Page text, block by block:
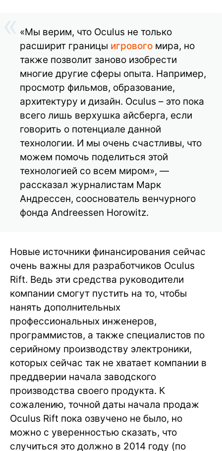
«Мы верим, что Oculus не только
расширит границы игрового мира, но
также позволит заново изобрести
многие другие сферы опыта. Например,
просмотр фильмов, образование,
архитектуру и дизайн. Oculus – это пока
всего лишь верхушка айсберга, если
говорить о потенциале данной
технологии. И мы очень счастливы, что
можем помочь поделиться этой
технологией со всем миром», —
рассказал журналистам Марк
Андрессен, сооснователь венчурного
фонда Andreessen Horowitz.
Новые источники финансирования сейчас
очень важны для разработчиков Oculus
Rift. Ведь эти средства руководители
компании смогут пустить на то, чтобы
нанять дополнительных
профессиональных инженеров,
программистов, а также специалистов по
серийному производству электроники,
которых сейчас так не хватает компании в
преддверии начала заводского
производства своего продукта. К
сожалению, точной даты начала продаж
Oculus Rift пока озвучено не было, но
можно с уверенностью сказать, что
случиться это должно в 2014 году (по